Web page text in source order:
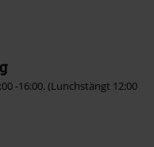
-16:00. (Lunchstängt 12:00